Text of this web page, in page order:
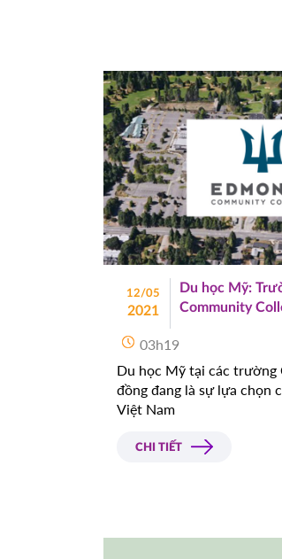
12/05
2021
Du học Mỹ:
Community
03h19
Du học Mỹ tại các trường
đồng đang là sự lựa chọn
Việt Nam
CHI TIẾT